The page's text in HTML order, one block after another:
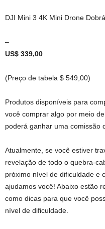
DJI Mini 3 4K Mini Drone
–
US$ 339,00
(Preço de tabela $ 549,00)
Produtos disponíveis para
você comprar algo por meio
poderá ganhar uma comissão
Atualmente, se você estiver
revelação de todo o quebra-
próximo nível de dificuldade e
ajudamos você! Abaixo estão
como dicas para que você
nível de dificuldade.